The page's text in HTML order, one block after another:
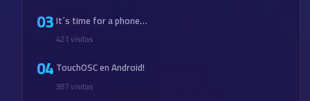
03It´s time for a phone…
421 visitas
04TouchOSC en Android!
387 visitas